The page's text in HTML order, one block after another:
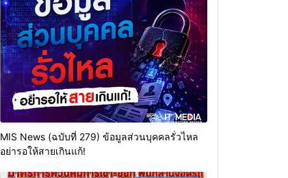
MIS News (ฉบับที่ 279) ข้อมูลส่วนบุคคลรั่วไหล
อย่ารอให้สายเกินแก้!